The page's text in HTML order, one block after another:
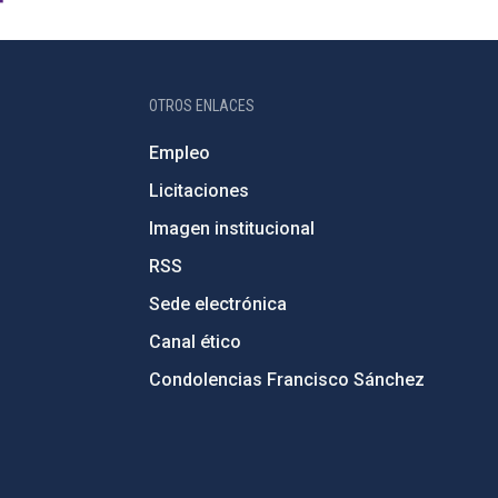
OTROS ENLACES
Empleo
Licitaciones
Imagen institucional
RSS
Sede electrónica
Canal ético
Condolencias Francisco Sánchez